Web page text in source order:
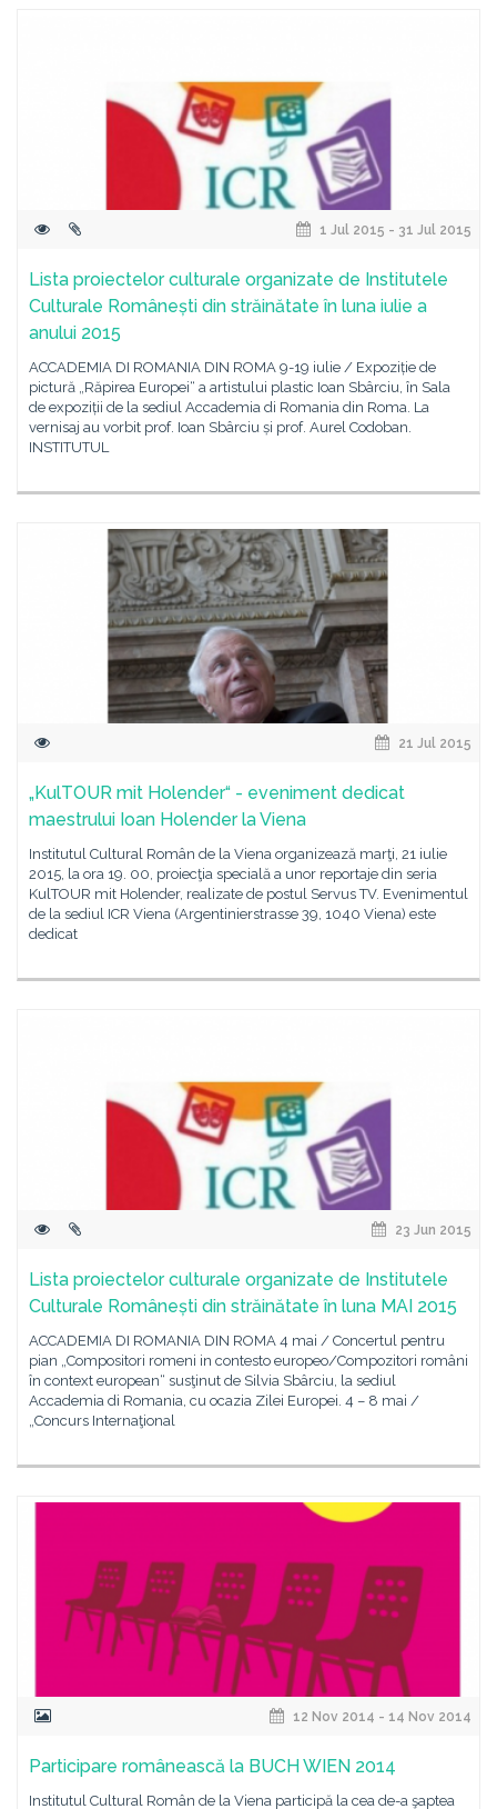
1 Jul 2015 - 31 Jul 2015
Lista proiectelor culturale organizate de Institutele
Culturale Românești din străinătate în luna iulie a
anului 2015
ACCADEMIA DI ROMANIA DIN ROMA 9-19 iulie / Expoziție de
pictură „Răpirea Europei“ a artistului plastic Ioan Sbârciu, în Sala
de expoziții de la sediul Accademia di Romania din Roma. La
vernisaj au vorbit prof. Ioan Sbârciu și prof. Aurel Codoban.
INSTITUTUL
21 Jul 2015
„KulTOUR mit Holender“ - eveniment dedicat
maestrului Ioan Holender la Viena
Institutul Cultural Român de la Viena organizează marţi, 21 iulie
2015, la ora 19. 00, proiecţia specială a unor reportaje din seria
KulTOUR mit Holender, realizate de postul Servus TV. Evenimentul
de la sediul ICR Viena (Argentinierstrasse 39, 1040 Viena) este
dedicat
23 Jun 2015
Lista proiectelor culturale organizate de Institutele
Culturale Românești din străinătate în luna MAI 2015
ACCADEMIA DI ROMANIA DIN ROMA 4 mai / Concertul pentru
pian „Compositori romeni in contesto europeo/Compozitori români
în context european“ susţinut de Silvia Sbârciu, la sediul
Accademia di Romania, cu ocazia Zilei Europei. 4 – 8 mai /
„Concurs Internaţional
12 Nov 2014 - 14 Nov 2014
Participare românească la BUCH WIEN 2014
Institutul Cultural Român de la Viena participă la cea de-a şaptea